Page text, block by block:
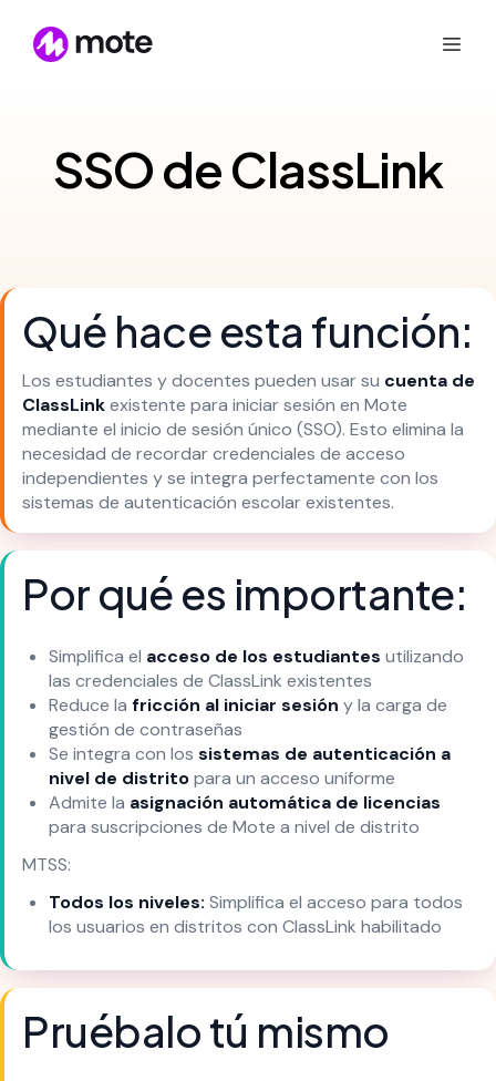
SSO de ClassLink
Qué hace esta función:
Los estudiantes y docentes pueden usar su cuenta de
ClassLinkexistente para iniciar sesión en Mote
mediante el inicio de sesión único (SSO). Esto elimina la
necesidad de recordar credenciales de acceso
independientes y se integra perfectamente con los
sistemas de autenticación escolar existentes.
Por qué es importante:
Simplifica el acceso de los estudiantes utilizando
las credenciales de ClassLink existentes
Reduce la fricción al iniciar sesión y la carga de
gestión de contraseñas
Se integra con los sistemas de autenticación a
nivel de distritopara un acceso uniforme
Admite la asignación automática de licencias
para suscripciones de Mote a nivel de distrito
MTSS:
Todos los niveles: Simplifica el acceso para todos
los usuarios en distritos con ClassLink habilitado
Pruébalo tú mismo